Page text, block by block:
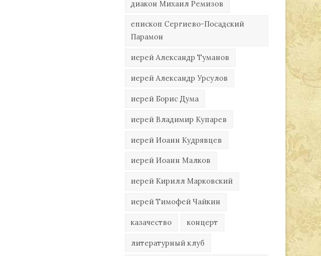
диакон Михаил Ремизов
епископ Сергиево-Посадский
Парамон
иерей Александр Туманов
иерей Александр Урсулов
иерей Борис Дума
иерей Владимир Купарев
иерей Иоанн Кудрявцев
иерей Иоанн Малков
иерей Кирилл Марковский
иерей Тимофей Чайкин
казачество концерт
литературный клуб